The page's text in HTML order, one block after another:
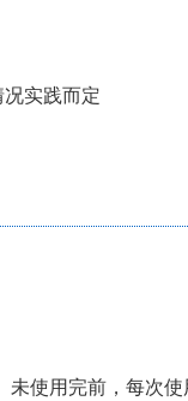
实践而定
使用完前，每次使